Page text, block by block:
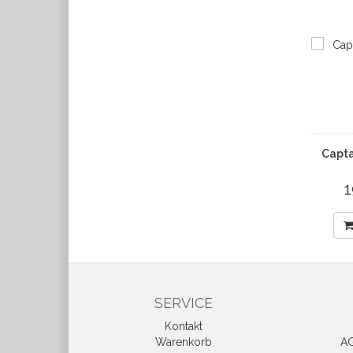
SERVICE
Kontakt
Warenkorb